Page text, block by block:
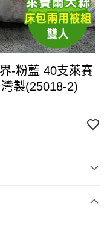
-粉藍 40支萊賽
製(25018-2)